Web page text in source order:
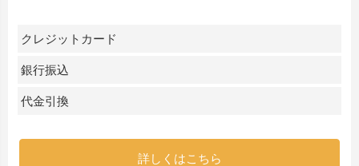
クレジットカード
銀行振込
代金引換
詳しくはこちら